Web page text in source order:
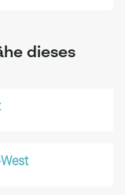
dieses